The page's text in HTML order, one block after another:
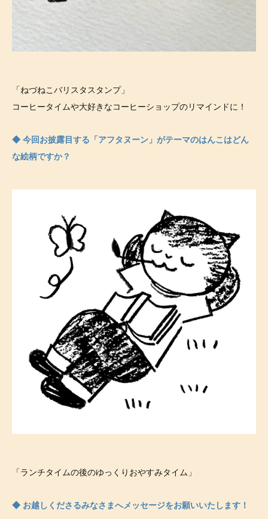
「ねづねこバリスタスタンプ」
コーヒータイムや大好きなコーヒーショップのリマインドに！
◆ 今回お披露目する「アフタヌーン」がテーマのはんこはどん
な絵柄ですか？
「ランチタイムの後のゆっくりおやすみタイム」
◆ お越しくださるみなさまへメッセージをお願いいたします！